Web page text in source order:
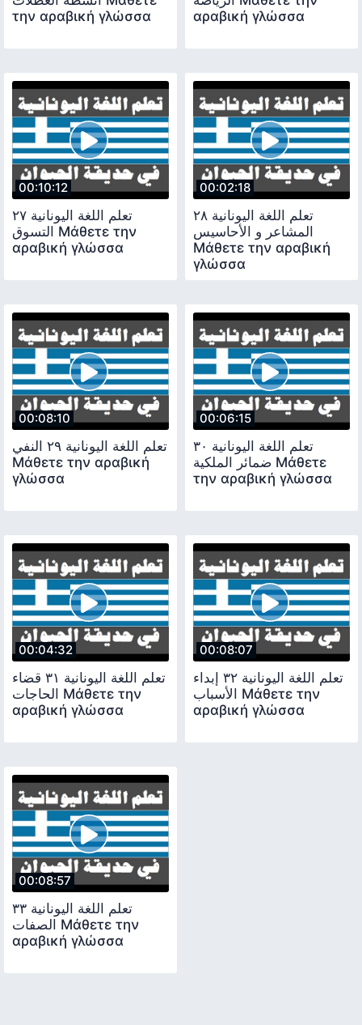
την αραβική γλώσσα
αραβική γλώσσα
00:10:12
تعلم اللغة اليونانية ٢٧
التسوق Μάθετε την
αραβική γλώσσα
00:02:18
تعلم اللغة اليونانية ٢٨
المشاعر و الأحاسيس
Μάθετε την αραβική
γλώσσα
00:08:10
تعلم اللغة اليونانية ٢٩ النفي
Μάθετε την αραβική
γλώσσα
00:06:15
تعلم اللغة اليونانية ٣٠
ضمائر الملكية Μάθετε
την αραβική γλώσσα
00:04:32
تعلم اللغة اليونانية ٣١ قضاء
الحاجات Μάθετε την
αραβική γλώσσα
00:08:07
تعلم اللغة اليونانية ٣٢ إبداء
الأسباب Μάθετε την
αραβική γλώσσα
00:08:57
تعلم اللغة اليونانية ٣٣
الصفات Μάθετε την
αραβική γλώσσα